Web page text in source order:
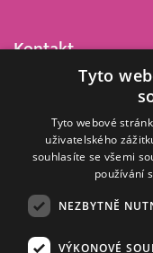
Kontakt
Barrandov Televizní
Kříženeckého nám. 322
152 00 Praha 5
IČ 416 93 311
Tyto
Tyto webové
uživatelského
souhlasíte se všemi
používání
NEZBYTNĚ
VÝKONOVÉ